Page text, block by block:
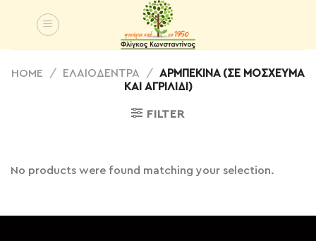
HOME / ΕΛΑΙΟΔΕΝΤΡΑ /
ΑΡΜΠΕΚΊΝΑ (ΣΕ ΜΌΣΧΕΥΜΑ
ΚΑΙ ΑΓΡΙΛΊΔΙ)
FILTER
No products were found matching your selection.